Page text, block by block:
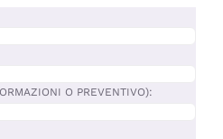
O PREVENTIVO):